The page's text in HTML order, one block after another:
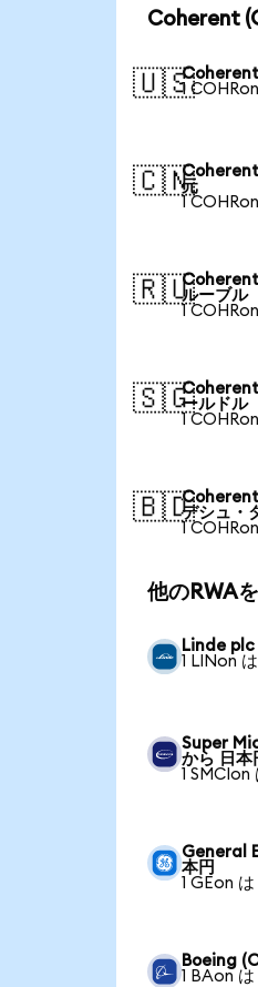
Coherent
🇺🇸
1
🇨🇳
元
1
🇷🇺Coherent
ルーブル
1
🇸🇬ールドル
1
🇧🇩Coherent
デシュ・
1
他のRWA
Linde plc
1 LINon
Super
から 日本
1 SMCIon
General
本円
1 GEon
Boeing
1 BAon